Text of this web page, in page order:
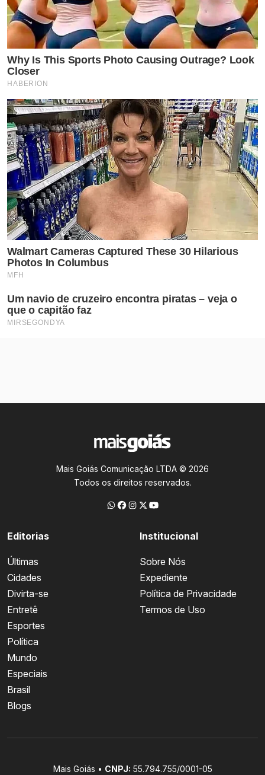
Mais Goiás Comunicação LTDA © 2026
Todos os direitos reservados.
Editorias
Últimas
Cidades
Divirta-se
Entretê
Esportes
Política
Mundo
Especiais
Brasil
Blogs
Institucional
Sobre Nós
Expediente
Política de Privacidade
Termos de Uso
Mais Goiás • CNPJ: 55.794.755/0001-05